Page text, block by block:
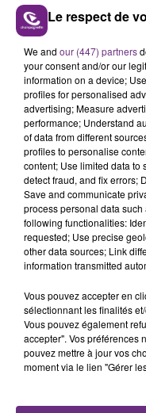
LE MAGASIN
SES PORTES
C'était l'une des
rémois. Le
fermer ses portes.
TITRES
0h45
0h45
Le respect de
We and our (447) partners
your consent and/or our
information on a device;
profiles for personalised
advertising; Measure
performance; Understand
of data from different
profiles to personalise
content; Use limited data to
detect fraud, and fix errors;
Save and communicate
process personal data
following functionalities:
requested; Use precise
other data sources; Link
information transmitted
Vous pouvez accepter en
sélectionnant les finalités
Vous pouvez également
accepter". Vos préférences
pouvez mettre à jour vos
moment via le lien "Gérer